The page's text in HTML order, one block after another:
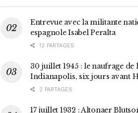
Entrevue avec la militante
espagnole Isabel Peralta
12 PARTAGES
30 juillet 1945 : le naufrage de
Indianapolis, six jours avant
2 PARTAGES
17 juillet 1932 : Altonaer